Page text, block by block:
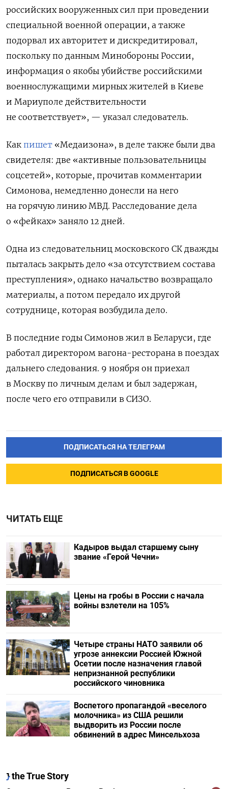
российских вооруженных сил при проведении
специальной военной операции, а также
подорвал их авторитет и дискредитировал,
поскольку по данным Минобороны России,
информация о якобы убийстве российскими
военнослужащими мирных жителей в Киеве
и Мариуполе действительности
не соответствует», — указал следователь.
Как пишет «Медаизона», в деле также были два
свидетеля: две «активные пользовательницы
соцсетей», которые, прочитав комментарии
Симонова, немедленно донесли на него
на горячую линию МВД. Расследование дела
о «фейках» заняло 12 дней.
Одна из следовательниц московского СК дважды
пыталась закрыть дело «за отсутствием состава
преступления», однако начальство возвращало
материалы, а потом передало их другой
сотруднице, которая возбудила дело.
В последние годы Симонов жил в Беларуси, где
работал директором вагона-ресторана в поездах
дальнего следования. 9 ноября он приехал
в Москву по личным делам и был задержан,
после чего его отправили в СИЗО.
ПОДПИСАТЬСЯ НА ТЕЛЕГРАМ
ПОДПИСАТЬСЯ В GOOGLE
ЧИТАТЬ ЕЩЕ
Кадыров выдал старшему сыну
звание «Герой Чечни»
Цены на гробы в России с начала
войны взлетели на 105%
Четыре страны НАТО заявили об
угрозе аннексии Россией Южной
Осетии после назначения главой
непризнанной республики
российского чиновника
Воспетого пропагандой «веселого
молочника» из США решили
выдворить из России после
обвинений в адрес Минсельхоза